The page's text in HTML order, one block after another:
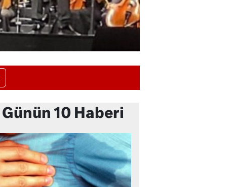
Günün 10 Haberi